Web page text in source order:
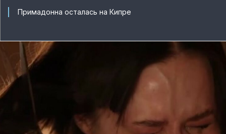
Примадонна осталась на Кипре